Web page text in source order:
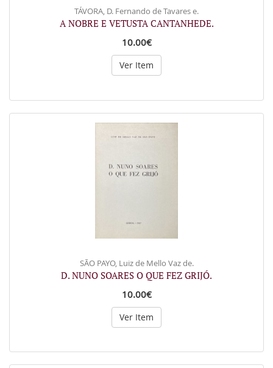
TÁVORA, D. Fernando de Tavares e.
A NOBRE E VETUSTA CANTANHEDE.
10.00€
Ver Item
SÃO PAYO, Luiz de Mello Vaz de.
D. NUNO SOARES O QUE FEZ GRIJÓ.
10.00€
Ver Item